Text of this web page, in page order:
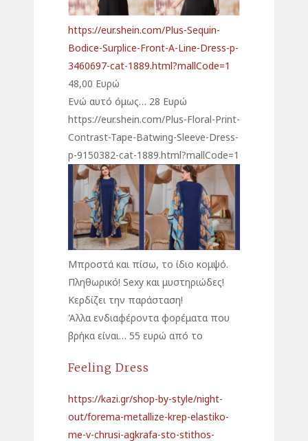
https://eur.shein.com/Plus-Sequin-
Bodice-Surplice-Front-A-Line-Dress-p-
3460697-cat-1889.html?mallCode=1
48,00 Ευρώ
Ενώ αυτό όμως… 28 Ευρώ
https://eur.shein.com/Plus-Floral-Print-
Contrast-Tape-Batwing-Sleeve-Dress-
p-9150382-cat-1889.html?mallCode=1
Μπροστά και πίσω, το ίδιο κομψό.
Πληθωρικό! Sexy και μυστηριώδες!
Κερδίζει την παράσταση!
Άλλα ενδιαφέροντα φορέματα που
βρήκα είναι… 55 ευρώ από το
Feeling Dress
https://kazi.gr/shop-by-style/night-
out/forema-metallize-krep-elastiko-
me-v-chrusi-agkrafa-sto-stithos-